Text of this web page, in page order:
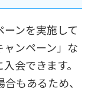
ンを実施して
ンペーン」な
会できます。
もあるため、